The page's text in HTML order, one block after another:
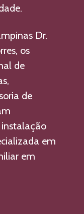
Dr.
os
de
de
em
em